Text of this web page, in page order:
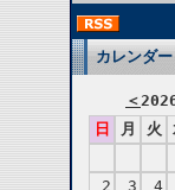
カレンダー
＜
日
月 火
2
3 4